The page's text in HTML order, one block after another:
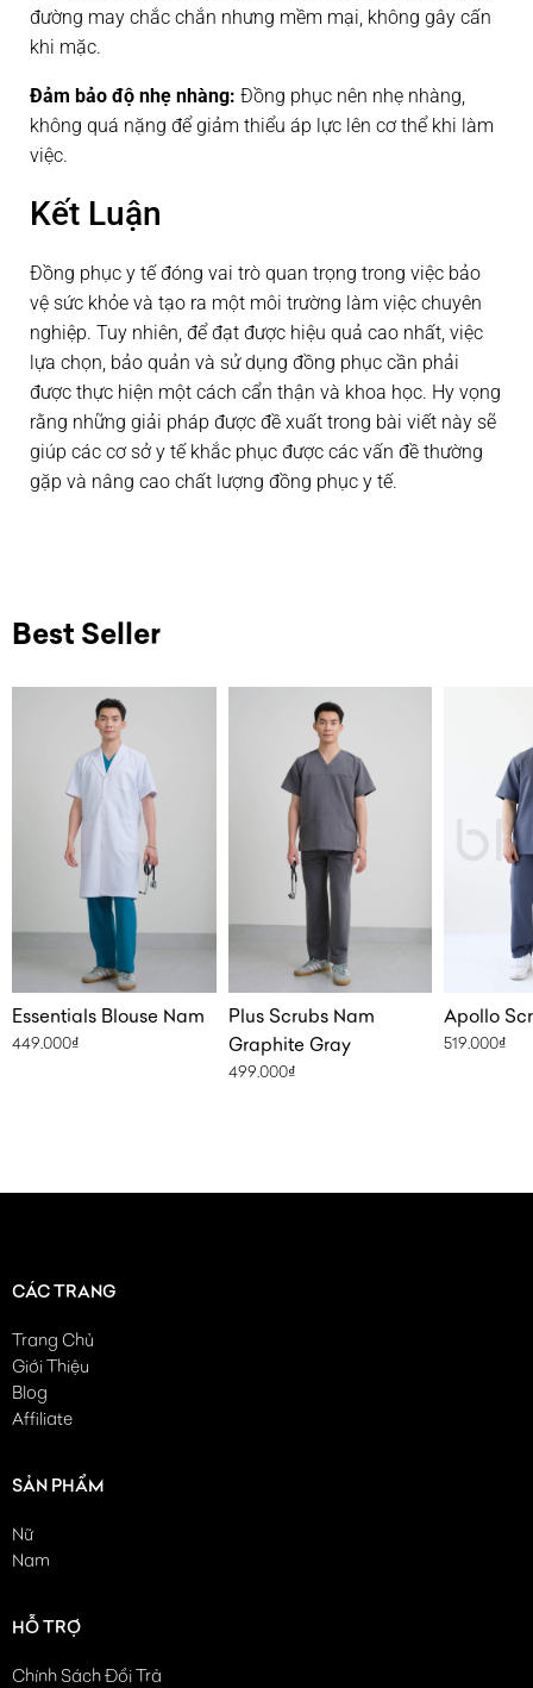
đường may chắc chắn nhưng mềm mại, không gây cấn
khi mặc.
Đảm bảo độ nhẹ nhàng: Đồng phục nên nhẹ nhàng,
không quá nặng để giảm thiểu áp lực lên cơ thể khi làm
việc.
Kết Luận
Đồng phục y tế đóng vai trò quan trọng trong việc bảo
vệ sức khỏe và tạo ra một môi trường làm việc chuyên
nghiệp. Tuy nhiên, để đạt được hiệu quả cao nhất, việc
lựa chọn, bảo quản và sử dụng đồng phục cần phải
được thực hiện một cách cẩn thận và khoa học. Hy vọng
rằng những giải pháp được đề xuất trong bài viết này sẽ
giúp các cơ sở y tế khắc phục được các vấn đề thường
gặp và nâng cao chất lượng đồng phục y tế.
Best Seller
Essentials Blouse Nam
449.000₫
Plus Scrubs Nam
Graphite Gray
499.000₫
Apollo
519.000₫
CÁC TRANG
Trang Chủ
Giới Thiệu
Blog
Affiliate
SẢN PHẨM
Nữ
Nam
HỖ TRỢ
Chính Sách Đổi Trả